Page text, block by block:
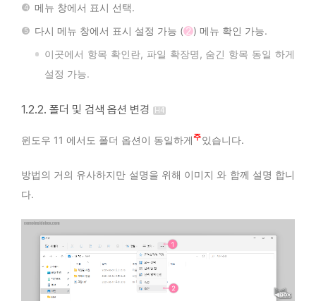
메뉴 창에서 표시 선택.
다시 메뉴 창에서 표시 설정 가능 ( 2 ) 메뉴 확인 가능.
이곳에서 항목 확인란, 파일 확장명, 숨긴 항목 동일 하게
설정 가능.
1.2.2. 폴더 및 검색 옵션 변경
윈도우 11 에서도 폴더 옵션이 동일하게6 있습니다.
방법의 거의 유사하지만 설명을 위해 이미지 와 함께 설명 합니
다.